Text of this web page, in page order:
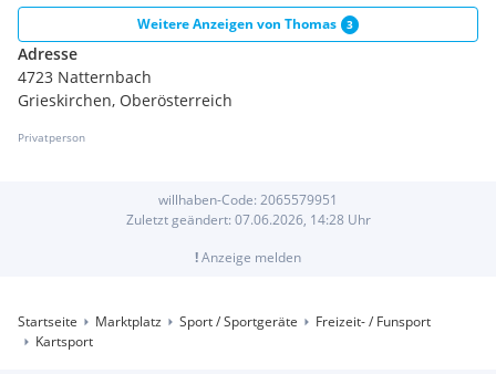
Weitere Anzeigen von Thomas 3
Adresse
4723 Natternbach
Grieskirchen, Oberösterreich
Privatperson
willhaben-Code: 2065579951
Zuletzt geändert: 07.06.2026, 14:28 Uhr
!Anzeige melden
Startseite Marktplatz Sport / Sportgeräte
Freizeit- / Funsport
Kartsport